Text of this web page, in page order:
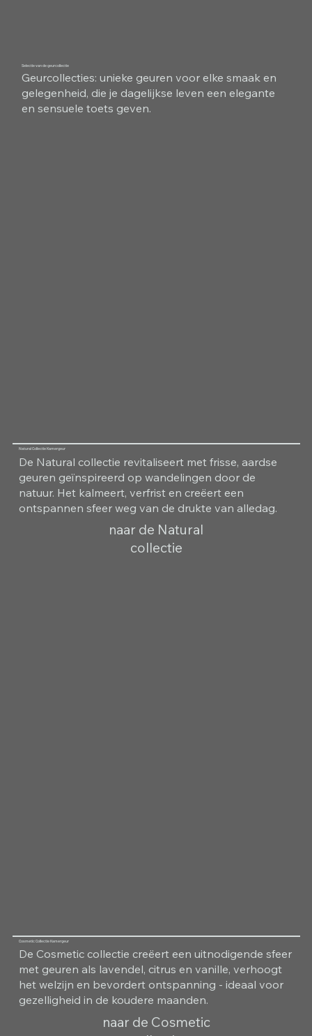
Selectie van de geurcollectie
Geurcollecties: unieke geuren voor elke smaak en
gelegenheid, die je dagelijkse leven een elegante
en sensuele toets geven.
Natural Collectie Kamergeur
De Natural collectie revitaliseert met frisse, aardse
geuren geïnspireerd op wandelingen door de
natuur. Het kalmeert, verfrist en creëert een
ontspannen sfeer weg van de drukte van alledag.
naar de Natural
collectie
Cosmetic Collectie Kamergeur
De Cosmetic collectie creëert een uitnodigende sfeer
met geuren als lavendel, citrus en vanille, verhoogt
het welzijn en bevordert ontspanning - ideaal voor
gezelligheid in de koudere maanden.
naar de Cosmetic